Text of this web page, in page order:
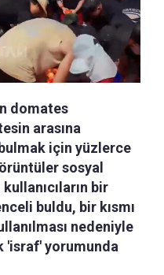
domates
arasına
için yüzlerce
sosyal
bir
buldu, bir kısmı
nedeniyle
'israf' yorumunda